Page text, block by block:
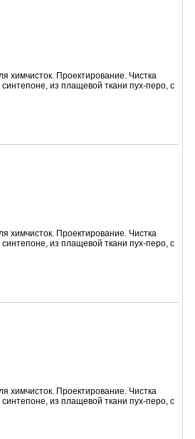
химчисток. Проектирование. Чистка
из плащевой ткани пух-перо, с
химчисток. Проектирование. Чистка
из плащевой ткани пух-перо, с
химчисток. Проектирование. Чистка
из плащевой ткани пух-перо, с